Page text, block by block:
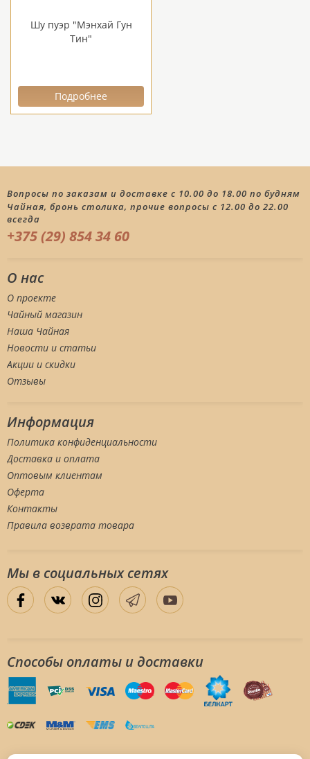
Шу пуэр "Мэнхай Гун
Тин"
Подробнее
Вопросы по заказам и доставке с 10.00 до 18.00 по будням
Чайная, бронь столика, прочие вопросы с 12.00 до 22.00
всегда
+375 (29) 854 34 60
О нас
О проекте
Чайный магазин
Наша Чайная
Новости и статьи
Акции и скидки
Отзывы
Информация
Политика конфиденциальности
Доставка и оплата
Оптовым клиентам
Оферта
Контакты
Правила возврата товара
Мы в социальных сетяx
Способы оплаты и доставки